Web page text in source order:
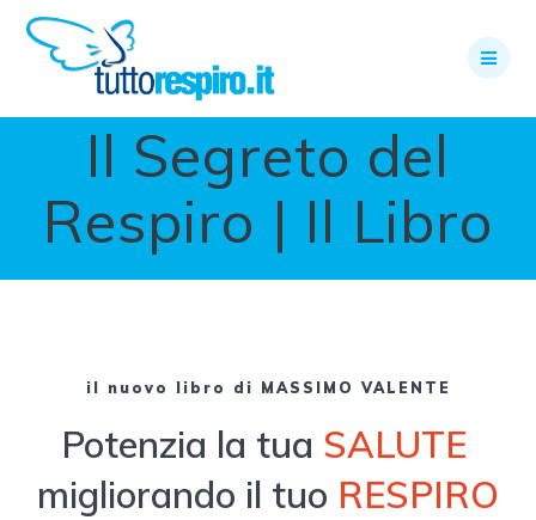
content
Il Segreto del
Respiro | Il Libro
il nuovo libro di MASSIMO VALENTE
Potenzia la tua SALUTE
migliorando il tuo RESPIRO